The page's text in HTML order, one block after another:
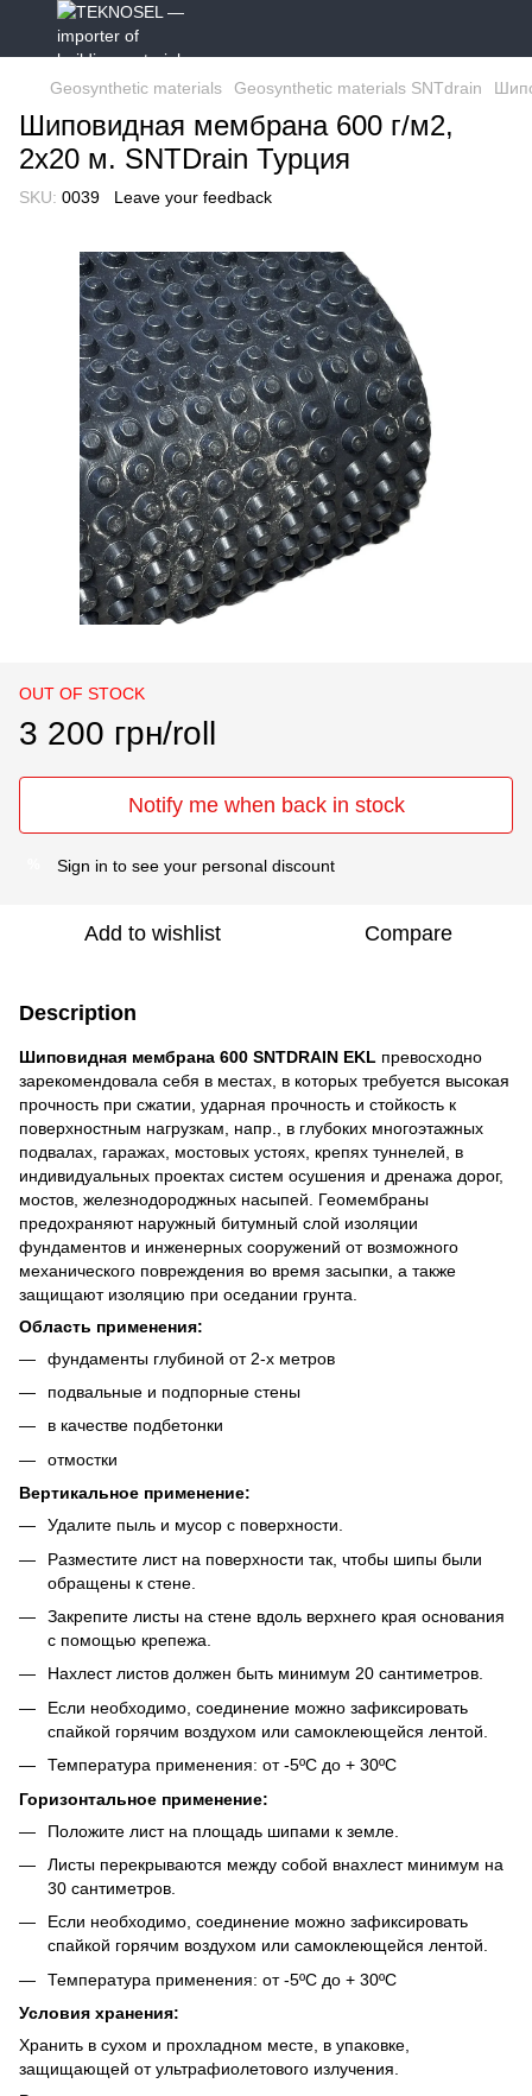
Geosynthetic materials Geosynthetic materials SNTdrain
Шиповидная мембрана 600 г/м2,
2х20 м. SNTDrain Турция
SKU: 0039 Leave your feedback
OUT OF STOCK
3 200 грн/roll
Notify me when back in stock
Sign in to see your personal discount
Add to wishlist Compare
Description
Шиповидная мембрана 600 SNTDRAIN EKL превосходно
зарекомендовала себя в местах, в которых требуется высокая
прочность при сжатии, ударная прочность и стойкость к
поверхностным нагрузкам, напр., в глубоких многоэтажных
подвалах, гаражах, мостовых устоях, крепях туннелей, в
индивидуальных проектах систем осушения и дренажа дорог,
мостов, железнодороджных насыпей. Геомембраны
предохраняют наружный битумный слой изоляции
фундаментов и инженерных сооружений от возможного
механического повреждения во время засыпки, а также
защищают изоляцию при оседании грунта.
Область применения:
фундаменты глубиной от 2-х метров
подвальные и подпорные стены
в качестве подбетонки
отмостки
Вертикальное применение:
Удалите пыль и мусор с поверхности.
Разместите лист на поверхности так, чтобы шипы были
обращены к стене.
Закрепите листы на стене вдоль верхнего края основания
с помощью крепежа.
Нахлест листов должен быть минимум 20 сантиметров.
Если необходимо, соединение можно зафиксировать
спайкой горячим воздухом или самоклеющейся лентой.
Температура применения: от -5ºС до + 30ºС
Горизонтальное применение:
Положите лист на площадь шипами к земле.
Листы перекрываются между собой внахлест минимум на
30 сантиметров.
Если необходимо, соединение можно зафиксировать
спайкой горячим воздухом или самоклеющейся лентой.
Температура применения: от -5ºС до + 30ºС
Условия хранения:
Хранить в сухом и прохладном месте, в упаковке,
защищающей от ультрафиолетового излучения.